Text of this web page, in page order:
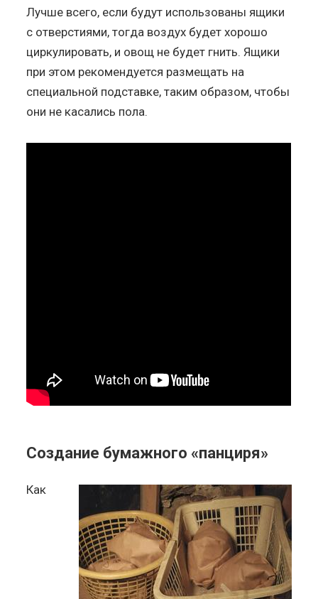
Лучше всего, если будут использованы ящики
с отверстиями, тогда воздух будет хорошо
циркулировать, и овощ не будет гнить. Ящики
при этом рекомендуется размещать на
специальной подставке, таким образом, чтобы
они не касались пола.
Создание бумажного «панциря»
Как